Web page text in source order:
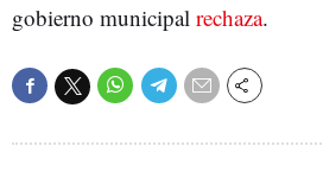
gobierno municipal rechaza.